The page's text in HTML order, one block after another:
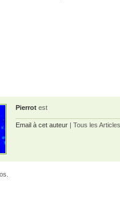
Pierrot est
Email à cet auteur | Tous les